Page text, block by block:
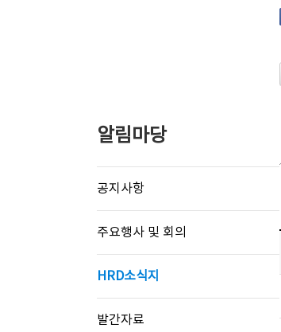
알림마당
공지사항
주요행사 및 회의
HRD소식지
발간자료